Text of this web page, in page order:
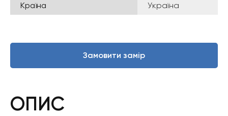
Країна
Україна
Замовити замір
ОПИС